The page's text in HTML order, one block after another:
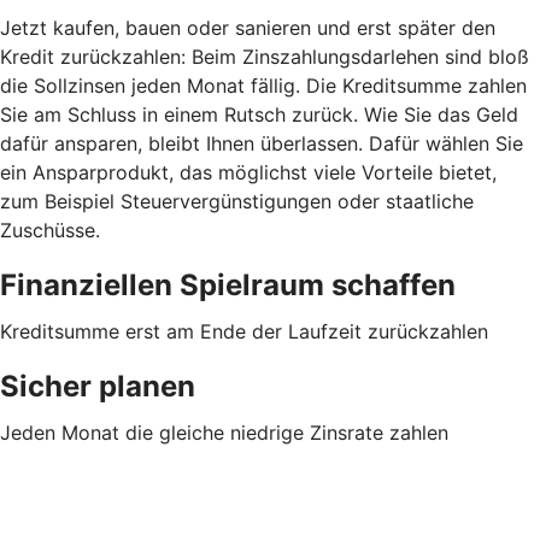
Jetzt kaufen, bauen oder sanieren und erst später den
Kredit zurückzahlen: Beim Zinszahlungsdarlehen sind bloß
die Sollzinsen jeden Monat fällig. Die Kreditsumme zahlen
Sie am Schluss in einem Rutsch zurück. Wie Sie das Geld
dafür ansparen, bleibt Ihnen überlassen. Dafür wählen Sie
ein Ansparprodukt, das möglichst viele Vorteile bietet,
zum Beispiel Steuervergünstigungen oder staatliche
Zuschüsse.
Finanziellen Spielraum schaffen
Kreditsumme erst am Ende der Laufzeit zurückzahlen
Sicher planen
Jeden Monat die gleiche niedrige Zinsrate zahlen